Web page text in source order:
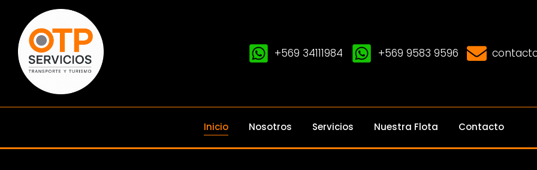
+569 34111984 +569 9583 9596
Inicio Nosotros Servicios Nuestra Flota Contacto